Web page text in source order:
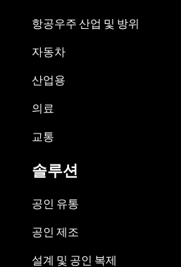
항공우주 산업 및 방위
자동차
산업용
의료
교통
솔루션
공인 유통
공인 제조
설계 및 공인 복제